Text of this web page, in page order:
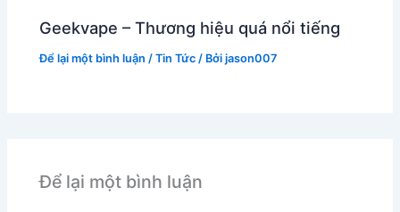
Geekvape – Thương hiệu quá nổi tiếng
Để lại một bình luận /Tin Tức / Bởijason007
Để lại một bình luận